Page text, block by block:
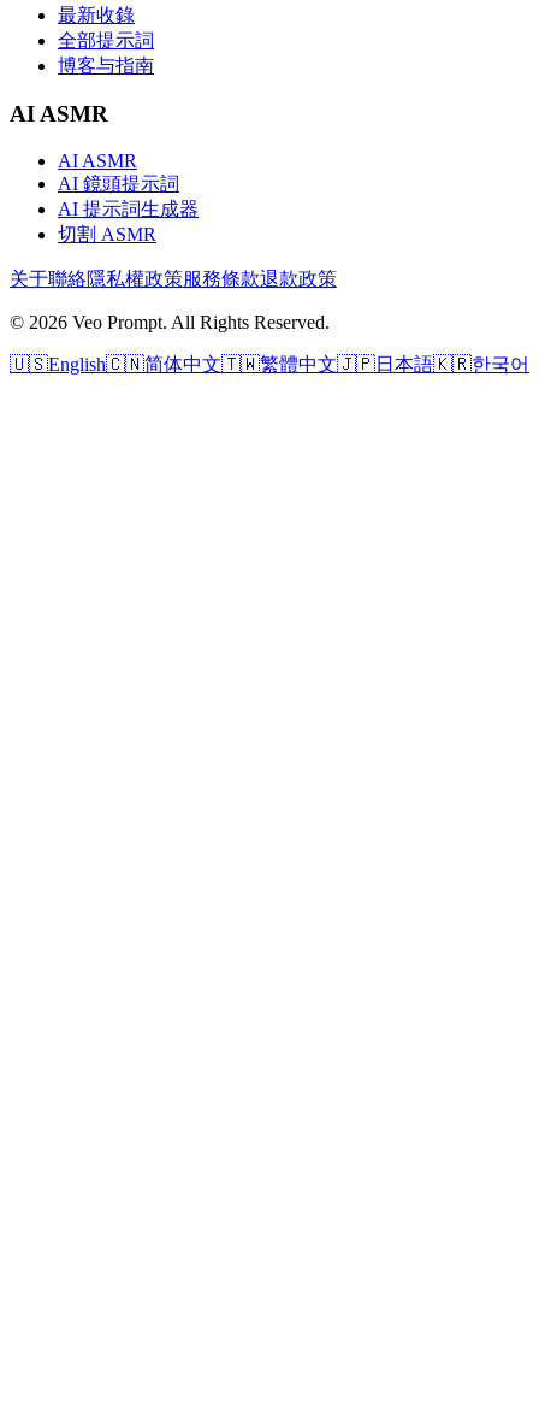
最新收錄
全部提示詞
博客与指南
AI ASMR
AI ASMR
AI 鏡頭提示詞
AI 提示詞生成器
切割 ASMR
关于聯絡隱私權政策服務條款退款政策
© 2026 Veo Prompt. All Rights Reserved.
🇺🇸English🇨🇳简体中文🇹🇼繁體中文🇯🇵日本語🇰🇷한국어